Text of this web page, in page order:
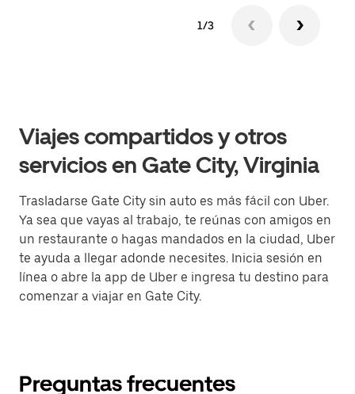
1/3
Viajes compartidos y otros
servicios en Gate City, Virginia
Trasladarse Gate City sin auto es más fácil con Uber.
Ya sea que vayas al trabajo, te reúnas con amigos en
un restaurante o hagas mandados en la ciudad, Uber
te ayuda a llegar adonde necesites. Inicia sesión en
línea o abre la app de Uber e ingresa tu destino para
comenzar a viajar en Gate City.
Preguntas frecuentes